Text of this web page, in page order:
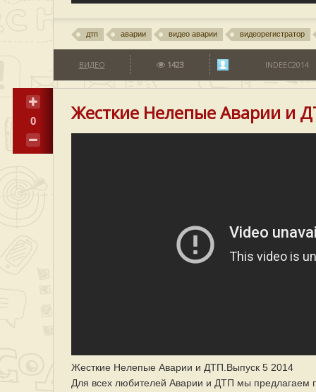
дтп аварии видео аварии видеорегистратор
ВИДЕО 1423 INDEEC2014
0 Жесткие Нелепые Аварии и
Жесткие Нелепые Аварии и ДТП.Выпуск 5 2014
Для всех любителей Аварии и ДТП мы предлагаем